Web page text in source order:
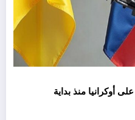
منذ بداية